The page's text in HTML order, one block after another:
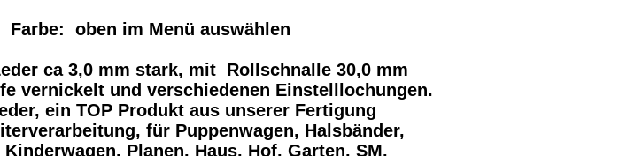
Farbe: oben im Menü auswählen
ca 3,0 mm stark, mit Rollschnalle 30,0 mm
vernickelt und verschiedenen Einstelllochungen.
ein TOP Produkt aus unserer Fertigung
für Puppenwagen, Halsbänder,
Kinderwagen, Planen, Haus, Hof, Garten, SM,